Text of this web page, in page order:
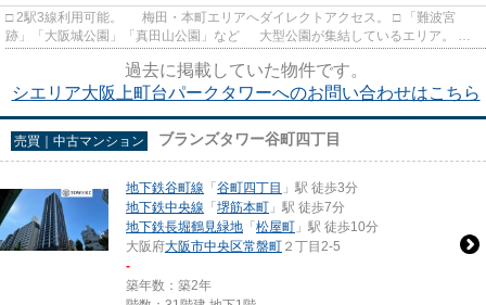
□ 2駅3線利用可能。 梅田・本町エリアへダイレクトアクセス。 □ 「難波宮
跡」「大阪城公園」「真田山公園」など 大型公園が集結しているエリア。
過去に掲載していた物件です。
シエリア大阪上町台パークタワーへのお問い合わせはこちら
売買｜中古マンション ブランズタワー谷町四丁目
地下鉄谷町線 「 谷町四丁目 」駅 徒歩3分
地下鉄中央線 「 堺筋本町 」駅 徒歩7分
地下鉄長堀鶴見緑地 「 松屋町 」駅 徒歩10分
大阪府大阪市中央区常盤町 ２丁目2-5
-
築年数：築2年